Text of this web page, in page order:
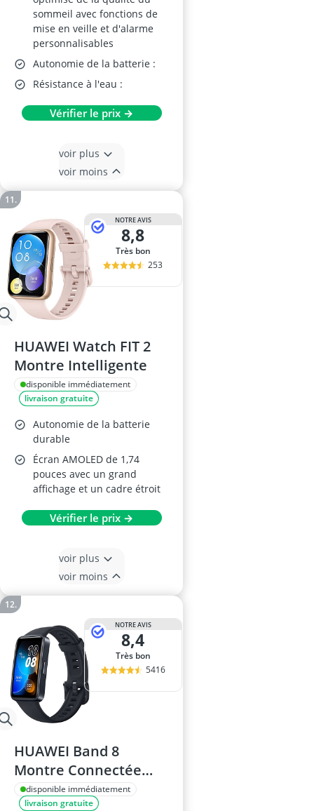
sommeil avec fonctions de
mise en veille et d'alarme
personnalisables
Autonomie de la batterie :
Résistance à l'eau :
Vérifier le prix →
voir plus
voir moins
NOTRE AVIS
8,8
Très bon
253
HUAWEI Watch FIT 2
Montre Intelligente
disponible immédiatement
livraison gratuite
Autonomie de la batterie
durable
Écran AMOLED de 1,74
pouces avec un grand
affichage et un cadre étroit
Vérifier le prix →
voir plus
voir moins
NOTRE AVIS
8,4
Très bon
5416
HUAWEI Band 8
Montre Connectée
Noire
disponible immédiatement
livraison gratuite